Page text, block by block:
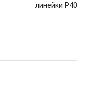
линейки P40